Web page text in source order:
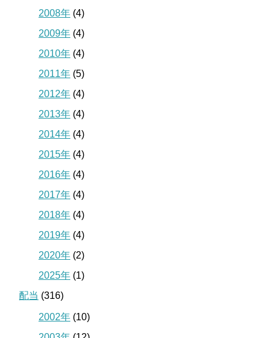
2008年 (4)
2009年 (4)
2010年 (4)
2011年 (5)
2012年 (4)
2013年 (4)
2014年 (4)
2015年 (4)
2016年 (4)
2017年 (4)
2018年 (4)
2019年 (4)
2020年 (2)
2025年 (1)
配当 (316)
2002年 (10)